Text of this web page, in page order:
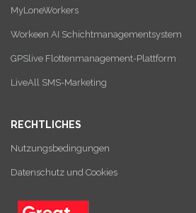
MyLoneWorkers
Workeen AI Schichtmanagementsystem
GPSlive Flottenmanagement-Plattform
LiveAll SMS-Marketing
RECHTLICHES
Nutzungsbedingungen
Datenschutz und Cookies